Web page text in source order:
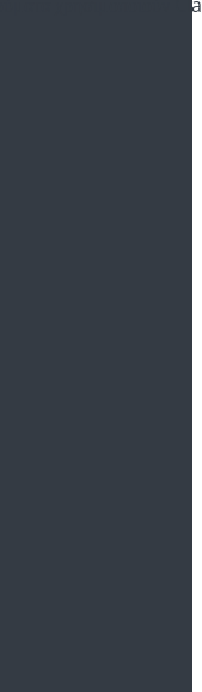
χρησιμοποιούν